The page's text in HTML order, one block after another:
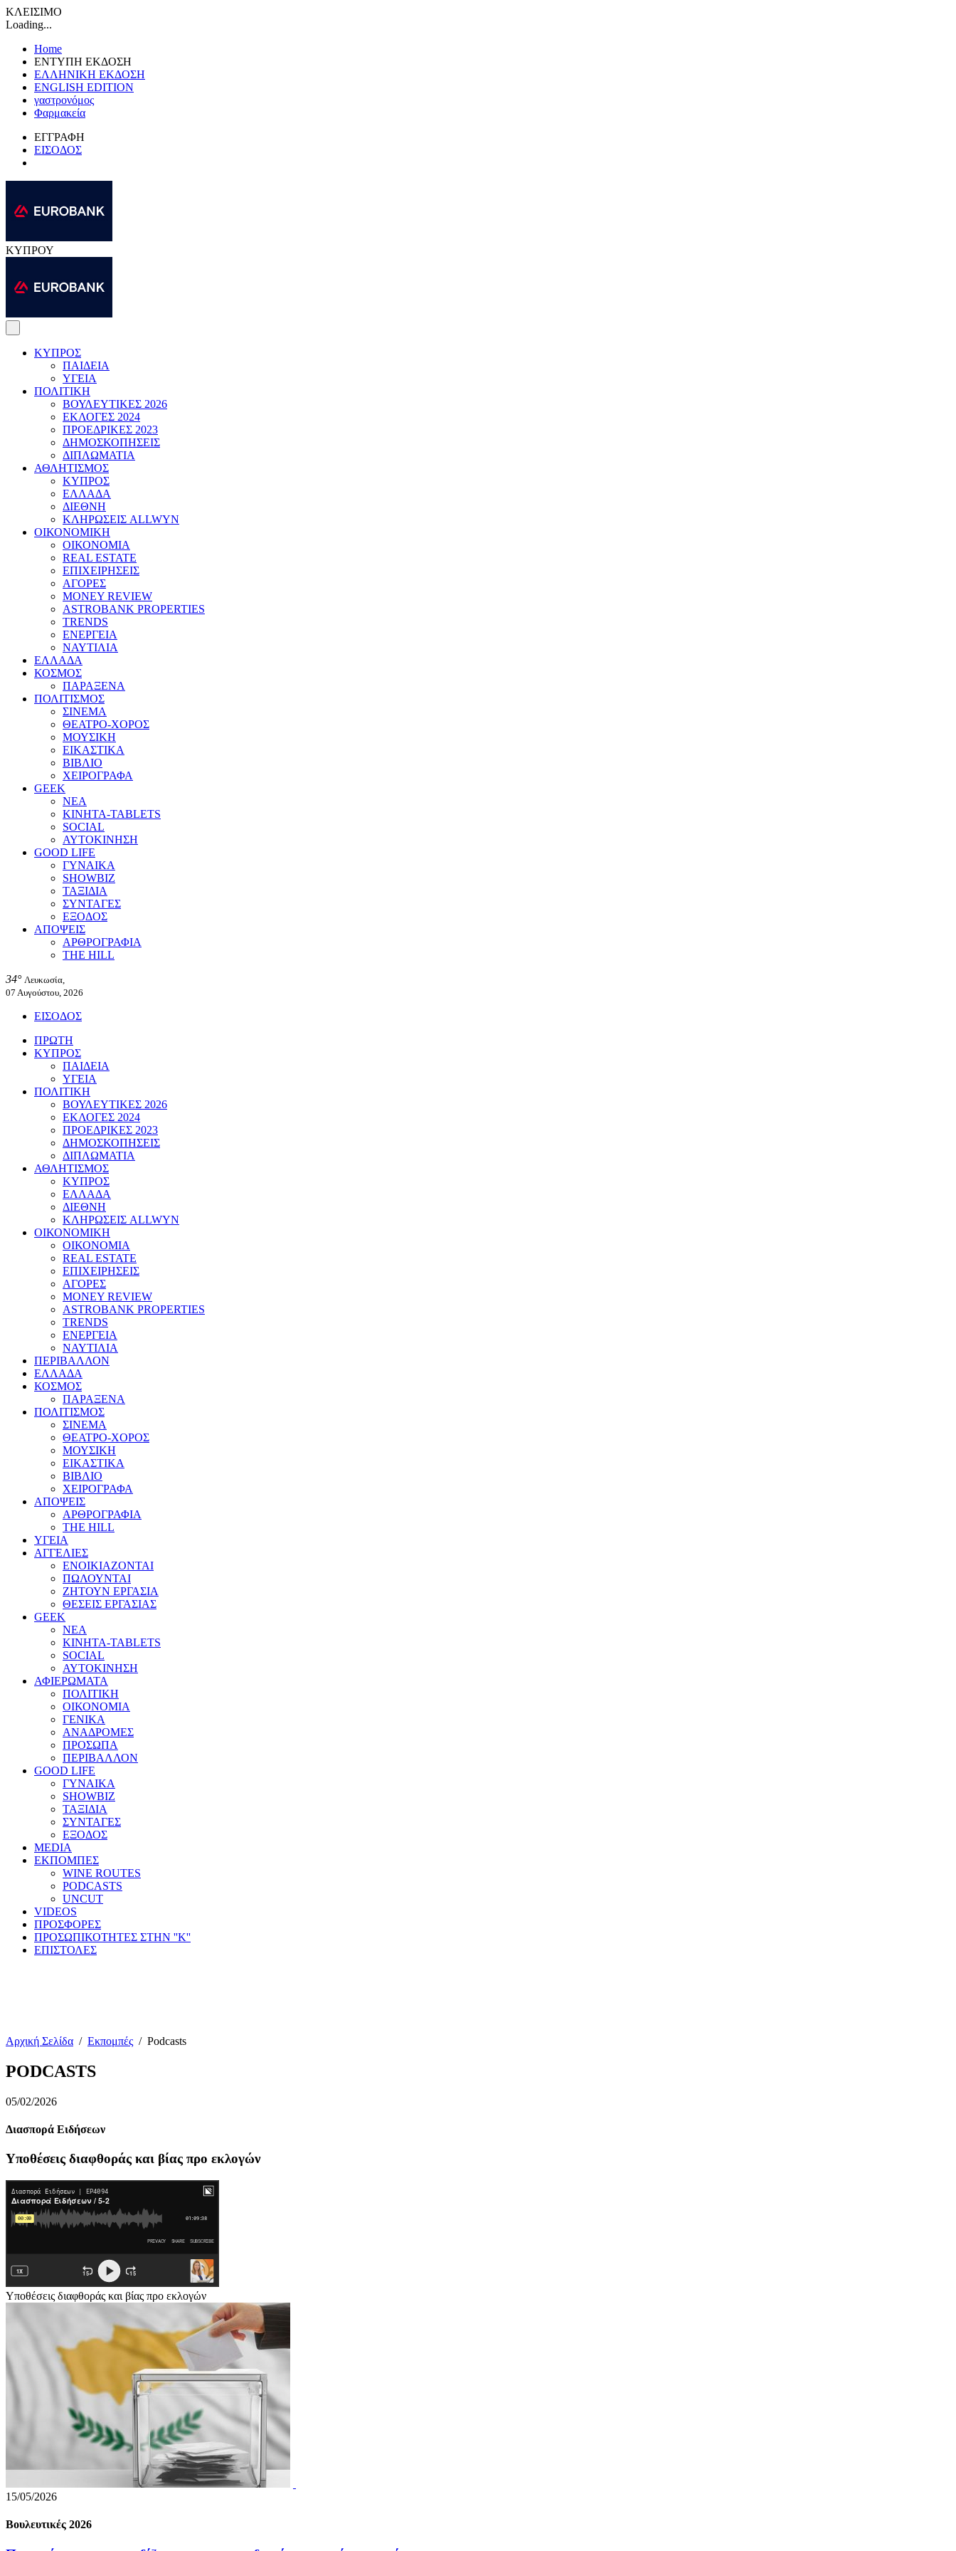
ΚΛΕΙΣΙΜΟ
Loading...
Home
ΕΝΤΥΠΗ ΕΚΔΟΣΗ
ΕΛΛΗΝΙΚΗ ΕΚΔΟΣΗ
ENGLISH EDITION
γαστρονόμος
Φαρμακεία
ΕΓΓΡΑΦΗ
ΕΙΣΟΔΟΣ
ΚΥΠΡΟΥ
ΚΥΠΡΟΣ
ΠΑΙΔΕΙΑ
ΥΓΕΙΑ
ΠΟΛΙΤΙΚΗ
ΒΟΥΛΕΥΤΙΚΕΣ 2026
ΕΚΛΟΓΕΣ 2024
ΠΡΟΕΔΡΙΚΕΣ 2023
ΔΗΜΟΣΚΟΠΗΣΕΙΣ
ΔΙΠΛΩΜΑΤΙΑ
ΑΘΛΗΤΙΣΜΟΣ
ΚΥΠΡΟΣ
ΕΛΛΑΔΑ
ΔΙΕΘΝΗ
ΚΛΗΡΩΣΕΙΣ ALLWYN
ΟΙΚΟΝΟΜΙΚΗ
ΟΙΚΟΝΟΜΙΑ
REAL ESTATE
ΕΠΙΧΕΙΡΗΣΕΙΣ
ΑΓΟΡΕΣ
MONEY REVIEW
ASTROBANK PROPERTIES
TRENDS
ΕΝΕΡΓΕΙΑ
ΝΑΥΤΙΛΙΑ
ΕΛΛΑΔΑ
ΚΟΣΜΟΣ
ΠΑΡΑΞΕΝΑ
ΠΟΛΙΤΙΣΜΟΣ
ΣΙΝΕΜΑ
ΘΕΑΤΡΟ-ΧΟΡΟΣ
ΜΟΥΣΙΚΗ
ΕΙΚΑΣΤΙΚΑ
ΒΙΒΛΙΟ
ΧΕΙΡΟΓΡΑΦΑ
GEEK
ΝΕΑ
ΚΙΝΗΤΑ-TABLETS
SOCIAL
ΑΥΤΟΚΙΝΗΣΗ
GOOD LIFE
ΓΥΝΑΙΚΑ
SHOWBIZ
ΤΑΞΙΔΙΑ
ΣΥΝΤΑΓΕΣ
ΕΞΟΔΟΣ
ΑΠΟΨΕΙΣ
ΑΡΘΡΟΓΡΑΦΙΑ
THE HILL
34° Λευκωσία,
07 Αυγούστου, 2026
ΕΙΣΟΔΟΣ
ΠΡΩΤΗ
ΚΥΠΡΟΣ
ΠΑΙΔΕΙΑ
ΥΓΕΙΑ
ΠΟΛΙΤΙΚΗ
ΒΟΥΛΕΥΤΙΚΕΣ 2026
ΕΚΛΟΓΕΣ 2024
ΠΡΟΕΔΡΙΚΕΣ 2023
ΔΗΜΟΣΚΟΠΗΣΕΙΣ
ΔΙΠΛΩΜΑΤΙΑ
ΑΘΛΗΤΙΣΜΟΣ
ΚΥΠΡΟΣ
ΕΛΛΑΔΑ
ΔΙΕΘΝΗ
ΚΛΗΡΩΣΕΙΣ ALLWYN
ΟΙΚΟΝΟΜΙΚΗ
ΟΙΚΟΝΟΜΙΑ
REAL ESTATE
ΕΠΙΧΕΙΡΗΣΕΙΣ
ΑΓΟΡΕΣ
MONEY REVIEW
ASTROBANK PROPERTIES
TRENDS
ΕΝΕΡΓΕΙΑ
ΝΑΥΤΙΛΙΑ
ΠΕΡΙΒΑΛΛΟΝ
ΕΛΛΑΔΑ
ΚΟΣΜΟΣ
ΠΑΡΑΞΕΝΑ
ΠΟΛΙΤΙΣΜΟΣ
ΣΙΝΕΜΑ
ΘΕΑΤΡΟ-ΧΟΡΟΣ
ΜΟΥΣΙΚΗ
ΕΙΚΑΣΤΙΚΑ
ΒΙΒΛΙΟ
ΧΕΙΡΟΓΡΑΦΑ
ΑΠΟΨΕΙΣ
ΑΡΘΡΟΓΡΑΦΙΑ
THE HILL
ΥΓΕΙΑ
ΑΓΓΕΛΙΕΣ
ΕΝΟΙΚΙΑΖΟΝΤΑΙ
ΠΩΛΟΥΝΤΑΙ
ΖΗΤΟΥΝ ΕΡΓΑΣΙΑ
ΘΕΣΕΙΣ ΕΡΓΑΣΙΑΣ
GEEK
ΝΕΑ
ΚΙΝΗΤΑ-TABLETS
SOCIAL
ΑΥΤΟΚΙΝΗΣΗ
ΑΦΙΕΡΩΜΑΤΑ
ΠΟΛΙΤΙΚΗ
ΟΙΚΟΝΟΜΙΑ
ΓΕΝΙΚΑ
ΑΝΑΔΡΟΜΕΣ
ΠΡΟΣΩΠΑ
ΠΕΡΙΒΑΛΛΟΝ
GOOD LIFE
ΓΥΝΑΙΚΑ
SHOWBIZ
ΤΑΞΙΔΙΑ
ΣΥΝΤΑΓΕΣ
ΕΞΟΔΟΣ
MEDIA
ΕΚΠΟΜΠΕΣ
WINE ROUTES
PODCASTS
UNCUT
VIDEOS
ΠΡΟΣΦΟΡΕΣ
ΠΡΟΣΩΠΙΚΟΤΗΤΕΣ ΣΤΗΝ ''Κ''
ΕΠΙΣΤΟΛΕΣ
Αρχική Σελίδα / Εκπομπές / Podcasts
PODCASTS
05/02/2026
Διασπορά Ειδήσεων
Υποθέσεις διαφθοράς και βίας προ εκλογών
Υποθέσεις διαφθοράς και βίας προ εκλογών
15/05/2026
Βουλευτικές 2026